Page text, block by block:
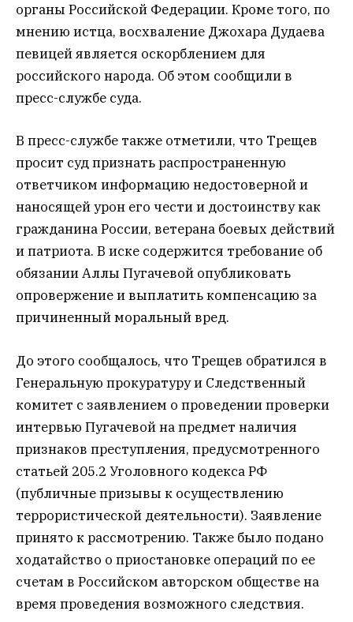
органы Российской Федерации. Кроме того, по
мнению истца, восхваление Джохара Дудаева
певицей является оскорблением для
российского народа. Об этом сообщили в
пресс-службе суда.
В пресс-службе также отметили, что Трещев
просит суд признать распространенную
ответчиком информацию недостоверной и
наносящей урон его чести и достоинству как
гражданина России, ветерана боевых действий
и патриота. В иске содержится требование об
обязании Аллы Пугачевой опубликовать
опровержение и выплатить компенсацию за
причиненный моральный вред.
До этого сообщалось, что Трещев обратился в
Генеральную прокуратуру и Следственный
комитет с заявлением о проведении проверки
интервью Пугачевой на предмет наличия
признаков преступления, предусмотренного
статьей 205.2 Уголовного кодекса РФ
(публичные призывы к осуществлению
террористической деятельности). Заявление
принято к рассмотрению. Также было подано
ходатайство о приостановке операций по ее
счетам в Российском авторском обществе на
время проведения возможного следствия.